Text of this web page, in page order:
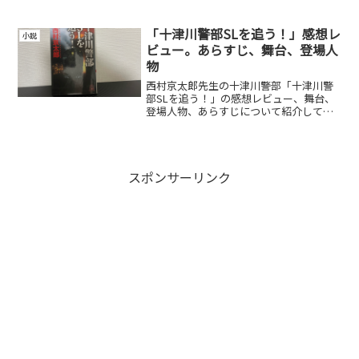
小説
「十津川警部SLを追う！」感想レ
ビュー。あらすじ、舞台、登場人
物
西村京太郎先生の十津川警部「十津川警
部SLを追う！」の感想レビュー、舞台、
登場人物、あらすじについて紹介してい
スポンサーリンク